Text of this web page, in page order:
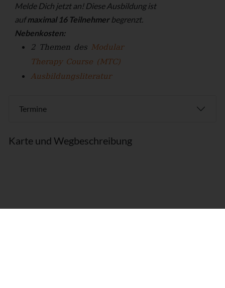
Melde Dich jetzt an! Diese Ausbildung ist
aufmaximal 16 Teilnehmerbegrenzt.
Nebenkosten:
2 Themen des Modular
Therapy Course (MTC)
Ausbildungsliteratur
Termine
Karte und Wegbeschreibung